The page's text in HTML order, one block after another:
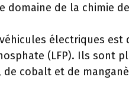
domaine de la chimie
électriques
(LFP). Ils sont
cobalt et de